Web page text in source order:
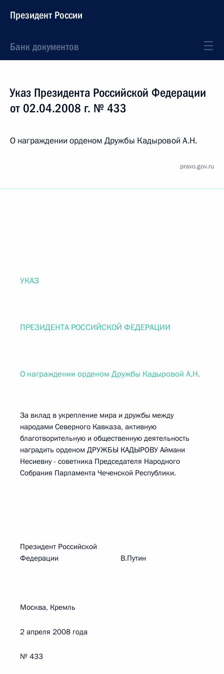
Президент России
Банк документов
Указ Президента Российской Федерации
от 02.04.2008 г. № 433
О награждении орденом Дружбы Кадыровой А.Н.
pravo.gov.ru
УКАЗ
ПРЕЗИДЕНТА РОССИЙСКОЙ ФЕДЕРАЦИИ
О награждении орденом Дружбы Кадыровой А.Н.
За вклад в укрепление мира и дружбы между
народами Северного Кавказа, активную
благотворительную и общественную деятельность
наградить орденом ДРУЖБЫ КАДЫРОВУ Аймани
Несиевну - советника Председателя Народного
Собрания Парламента Чеченской Республики.
Президент Российской
Федерации В.Путин
Москва, Кремль
2 апреля 2008 года
№ 433